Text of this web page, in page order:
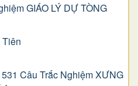
GIÁO LÝ DỰ TÒNG
Câu Trắc Nghiệm XƯNG